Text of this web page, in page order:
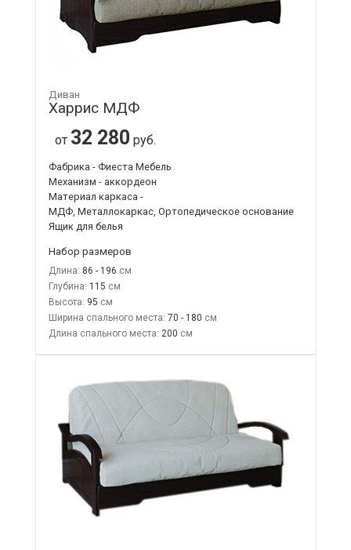
Диван
Харрис МДФ
от 32 280 руб.
Фабрика - Фиеста Мебель
Механизм - аккордеон
Материал каркаса -
МДФ, Металлокаркас, Ортопедическое основание
Ящик для белья
Набор размеров
Длина: 86 - 196
Глубина: 115
Высота: 95
Ширина спального места: 70 - 180
Длина спального места: 200